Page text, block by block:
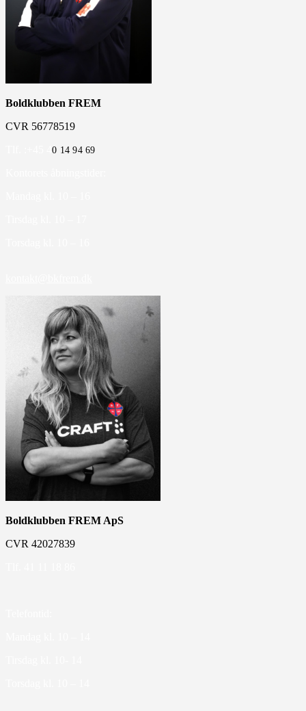
Boldklubben FREM
CVR 56778519
0 14 94 69
Boldklubben FREM ApS
CVR 42027839